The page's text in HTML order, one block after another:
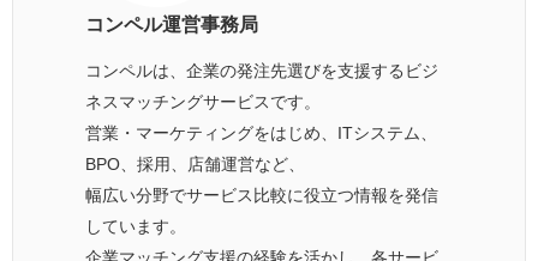
コンペル運営事務局
コンペルは、企業の発注先選びを支援するビジ
ネスマッチングサービスです。
営業・マーケティングをはじめ、ITシステム、
BPO、採用、店舗運営など、
幅広い分野でサービス比較に役立つ情報を発信
しています。
企業マッチング支援の経験を活かし、各サービ